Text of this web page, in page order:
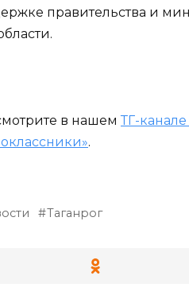
правительства и
в нашем ТГ-канале
.
Таганрог